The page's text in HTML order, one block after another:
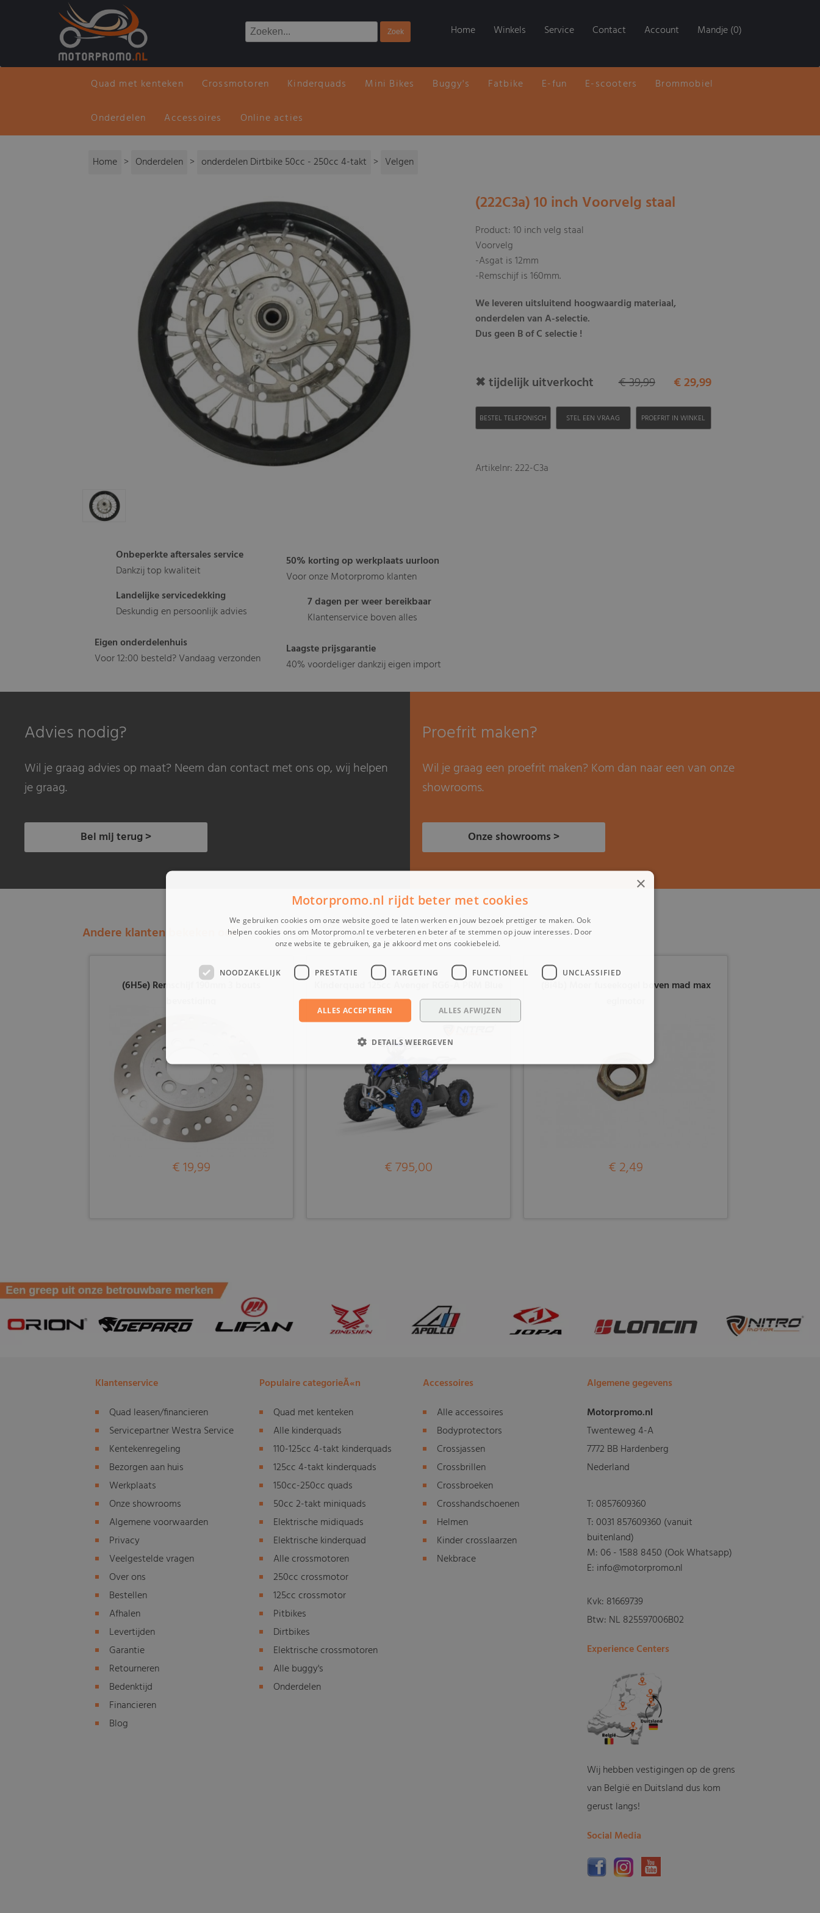
Home Winkels Service Contact Account Mandje (0)
Quad met kenteken Crossmotoren Kinderquads Mini Bikes Buggy's Fatbike E-fun E-scooters Brommobiel
Onderdelen Accessoires Online acties
Home > Onderdelen > onderdelen Dirtbike 50cc - 250cc 4-takt > Velgen
Onbeperkte aftersales service
Dankzij top kwaliteit
Landelijke servicedekking
Deskundig en persoonlijk advies
Eigen onderdelenhuis
Voor 12:00 besteld? Vandaag verzonden
50% korting op werkplaats uurloon
Voor onze Motorpromo klanten
7 dagen per weer bereikbaar
Klantenservice boven alles
Laagste prijsgarantie
40% voordeliger dankzij eigen import
(222C3a) 10 inch Voorvelg staal
Product: 10 inch velg staal
Voorvelg
-Asgat is 12mm
-Remschijf is 160mm.
We leveren uitsluitend hoogwaardig materiaal,
onderdelen van A-selectie.
Dus geen B of C selectie !
✖ tijdelijk uitverkocht € 29,99
€ 39,99
BESTEL TELEFONISCH STEL EEN VRAAG PROEFRIT IN WINKEL
Artikelnr: 222-C3a
Advies nodig?
Wil je graag advies op maat? Neem dan contact met ons op, wij helpen
je graag.
Bel mij terug >
Proefrit maken?
Wil je graag een proefrit maken? Kom dan naar een van onze
showrooms.
Onze showrooms >
Andere klanten bekeken ook:
(6H5e) Remschijf 190mm 3 bouts
€ 19,99
Kinderquad 125cc Avenger RG6-A PRM Blue
€ 795,00
(8i4b) Moer fuseekogel boven mad max
€ 2,49
Klantenservice
Quad leasen/financieren
Servicepartner Westra Service
Kentekenregeling
Bezorgen aan huis
Werkplaats
Onze showrooms
Algemene voorwaarden
Privacy
Veelgestelde vragen
Over ons
Bestellen
Afhalen
Levertijden
Garantie
Retourneren
Bedenktijd
Financieren
Blog
Populaire categorieÃ«n
Quad met kenteken
Alle kinderquads
110-125cc 4-takt kinderquads
125cc 4-takt kinderquads
150cc-250cc quads
50cc 2-takt miniquads
Elektrische midiquads
Elektrische kinderquad
Alle crossmotoren
250cc crossmotor
125cc crossmotor
Pitbikes
Dirtbikes
Elektrische crossmotoren
Alle buggy's
Onderdelen
Accessoires
Alle accessoires
Bodyprotectors
Crossjassen
Crossbrillen
Crossbroeken
Crosshandschoenen
Helmen
Kinder crosslaarzen
Nekbrace
Algemene gegevens
Motorpromo.nl
Twenteweg 4-A
7772 BB Hardenberg
Nederland
T:0857609360
T:0031 857609360 (vanuit
buitenland)
M:06 - 1588 8450 (Ook Whatsapp)
E: info@motorpromo.nl
Kvk: 81669739
Btw: NL 825597006B02
Experience Centers
Wij hebben vestigingen op de grens
van België en Duitsland dus kom
gerust langs!
Social Media
×
Motorpromo.nl rijdt beter met cookies
We gebruiken cookies om onze website goed te laten werken en jouw bezoek prettiger te maken. Ook
helpen cookies ons om Motorpromo.nl te verbeteren en beter af te stemmen op jouw interesses. Door
onze website te gebruiken, ga je akkoord met ons cookiebeleid.
NOODZAKELIJK PRESTATIE TARGETING FUNCTIONEEL UNCLASSIFIED
ALLES ACCEPTEREN ALLES AFWIJZEN
DETAILS WEERGEVEN